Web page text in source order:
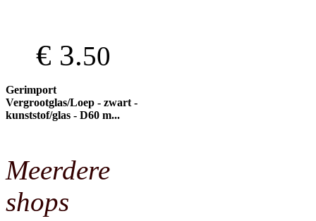
€ 3.50
Gerimport
Vergrootglas/Loep - zwart -
kunststof/glas - D60 m...
Meerdere
shops